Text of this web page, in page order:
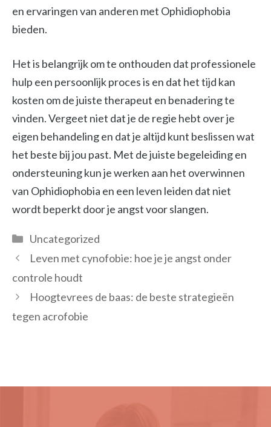
en ervaringen van anderen met Ophidiophobia
bieden.
Het is belangrijk om te onthouden dat professionele
hulp een persoonlijk proces is en dat het tijd kan
kosten om de juiste therapeut en benadering te
vinden. Vergeet niet dat je de regie hebt over je
eigen behandeling en dat je altijd kunt beslissen wat
het beste bij jou past. Met de juiste begeleiding en
ondersteuning kun je werken aan het overwinnen
van Ophidiophobia en een leven leiden dat niet
wordt beperkt door je angst voor slangen.
Categorieën
Uncategorized
Leven met cynofobie: hoe je je angst onder
controle houdt
Hoogtevrees de baas: de beste strategieën
tegen acrofobie